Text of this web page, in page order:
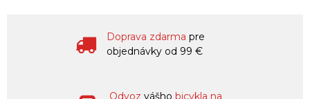
Doprava zdarma pre
objednávky od 99 €
Odvoz vášho bicykla na